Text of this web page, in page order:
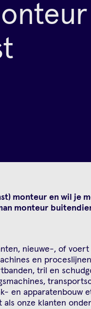
monteur en wil je
monteur
nieuwe-, of voert
en
tril en
en apparatenbouw
onze klanten